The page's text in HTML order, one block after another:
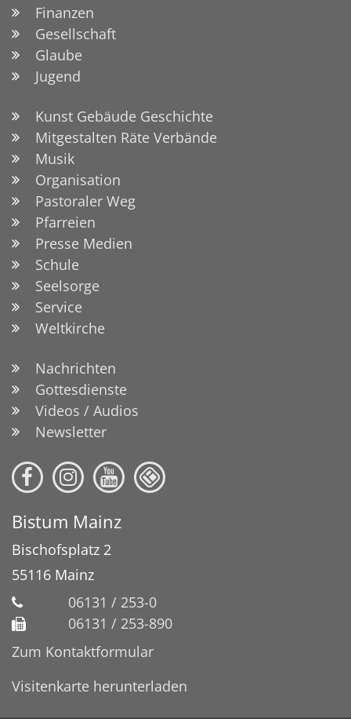
Finanzen
Gesellschaft
Glaube
Jugend
Kunst Gebäude Geschichte
Mitgestalten Räte Verbände
Musik
Organisation
Pastoraler Weg
Pfarreien
Presse Medien
Schule
Seelsorge
Service
Weltkirche
Nachrichten
Gottesdienste
Videos / Audios
Newsletter
Bistum Mainz
Bischofsplatz 2
55116 Mainz
06131 / 253-0
06131 / 253-890
Zum Kontaktformular
Visitenkarte herunterladen